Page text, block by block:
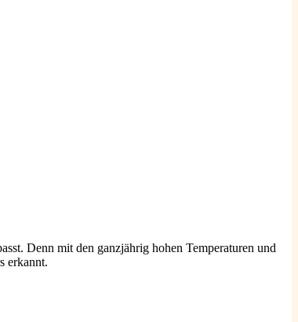
Denn mit den ganzjährig hohen Temperaturen und
erkannt.